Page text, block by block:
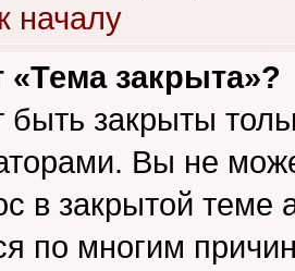
началу
«Тема закрыта»?
закрыты
Вы не
в закрытой теме
по многим